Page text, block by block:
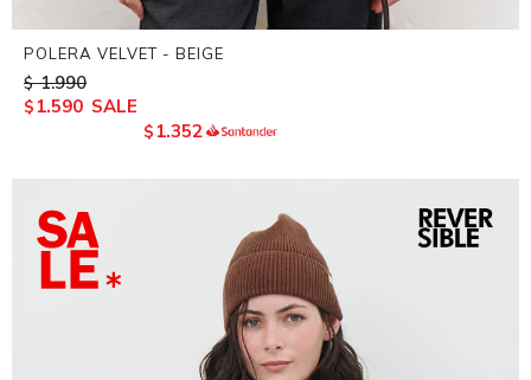
POLERA VELVET - BEIGE
$ 1.990
$ 1.590
$ 1.352